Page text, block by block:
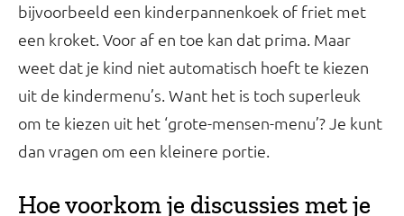
bijvoorbeeld een kinderpannenkoek of friet met
een kroket. Voor af en toe kan dat prima. Maar
weet dat je kind niet automatisch hoeft te kiezen
uit de kindermenu’s. Want het is toch superleuk
om te kiezen uit het ‘grote-mensen-menu’? Je kunt
dan vragen om een kleinere portie.
Hoe voorkom je discussies met je